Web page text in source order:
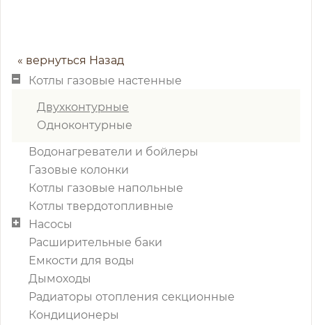
Котлы газовые настенные
Двухконтурные
Одноконтурные
Водонагреватели и бойлеры
Газовые колонки
Котлы газовые напольные
Котлы твердотопливные
Насосы
Расширительные баки
Емкости для воды
Дымоходы
Радиаторы отопления секционные
Кондиционеры
« вернуться Назад